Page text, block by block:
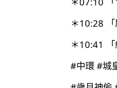
＊10:28 「
＊10:41 「
#中環 #城